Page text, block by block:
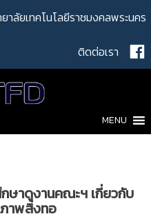
าลัยเทคโนโลยีราชมงคลพระนคร
ติดต่อเรา
MENU
าดูงานคณะฯ เกี่ยวกับ
าพสิ่งทอ